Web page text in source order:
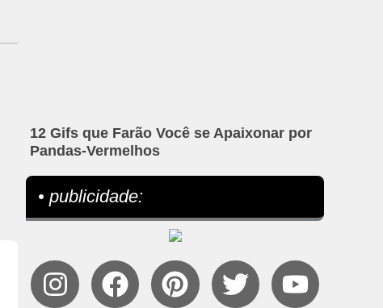
12 Gifs que Farão Você se Apaixonar por
Pandas-Vermelhos
• publicidade: